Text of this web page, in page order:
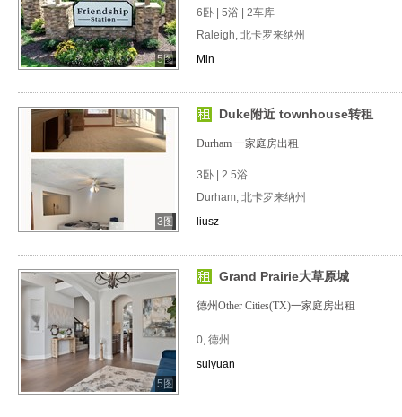
5图
6卧 | 5浴 | 2车库
Raleigh, 北卡罗来纳州
Min
3图
Duke附近 townhouse转租
Durham 一家庭房出租
3卧 | 2.5浴
Durham, 北卡罗来纳州
liusz
5图
Grand Prairie大草原城
德州Other Cities(TX)一家庭房出租
0, 德州
suiyuan